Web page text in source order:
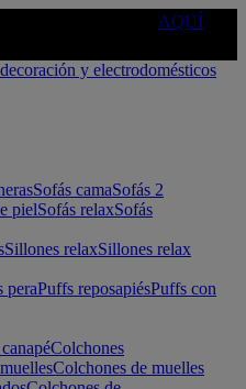
AQUÍ
Sofás camaSofás 2
pielSofás relaxSofás
Sillones relaxSillones relax
peraPuffs reposapiésPuffs con
Colchones
Colchones de muelles